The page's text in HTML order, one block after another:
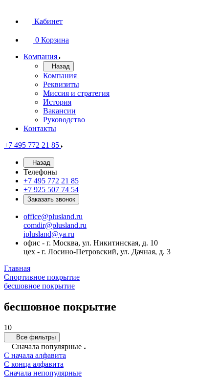
Кабинет
0 Корзина
Компания
Назад
Компания
Реквизиты
Миссия и стратегия
История
Вакансии
Руководство
Контакты
+7 495 772 21 85
Назад
Телефоны
+7 495 772 21 85
+7 925 507 74 54
Заказать звонок
office@plusland.ru
comdir@plusland.ru
iplusland@ya.ru
офис - г. Москва, ул. Никитинская, д. 10
цех - г. Лосино-Петровский, ул. Дачная, д. 3
Главная
Спортивное покрытие
бесшовное покрытие
бесшовное покрытие
10
Все фильтры
Сначала популярные
С начала алфавита
С конца алфавита
Сначала непопулярные